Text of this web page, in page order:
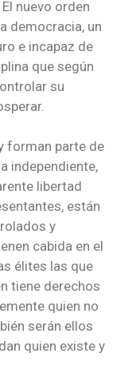
nuevo orden
democracia, un
e incapaz de
que según
su
forman parte de
independiente,
libertad
están
y
cabida en el
élites las que
tiene derechos
quien no
serán ellos
quien existe y